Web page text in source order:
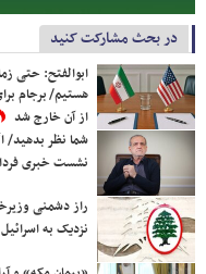
در بحث مشارکت کنید
ابوالفتح: حتی
هستیم/ برجام
از آن خارج شد
شما نظر بدهید/
نشست خبری
راز دشمنی
نزدیک به